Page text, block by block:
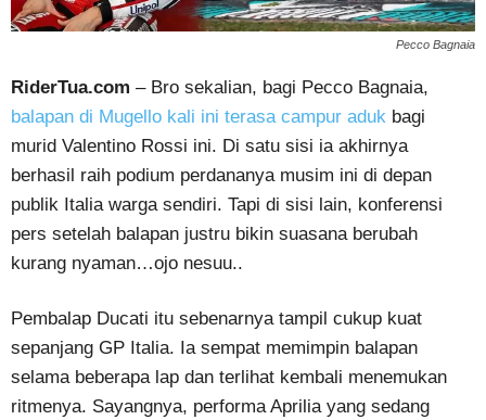
Pecco Bagnaia
RiderTua.com – Bro sekalian, bagi Pecco Bagnaia,
balapan di Mugello kali ini terasa campur aduk bagi
murid Valentino Rossi ini. Di satu sisi ia akhirnya
berhasil raih podium perdananya musim ini di depan
publik Italia warga sendiri. Tapi di sisi lain, konferensi
pers setelah balapan justru bikin suasana berubah
kurang nyaman…ojo nesuu..
Pembalap Ducati itu sebenarnya tampil cukup kuat
sepanjang GP Italia. Ia sempat memimpin balapan
selama beberapa lap dan terlihat kembali menemukan
ritmenya. Sayangnya, performa Aprilia yang sedang